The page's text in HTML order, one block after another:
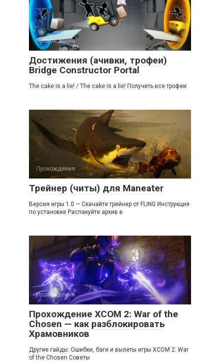
Прохождения
Достижения (ачивки, трофеи)
Bridge Constructor Portal
The cake is a lie! / The cake is a lie! Получить все трофеи
Прохождения
Трейнер (читы) для Maneater
Версия игры 1.0 — Скачайте трейнер от FLiNG Инструкция
по установке Распакуйте архив в
Прохождения
Прохождение XCOM 2: War of the
Chosen — как разблокировать
Храмовников
Другие гайды: Ошибки, баги и вылеты игры XCOM 2: War
of the Chosen Советы